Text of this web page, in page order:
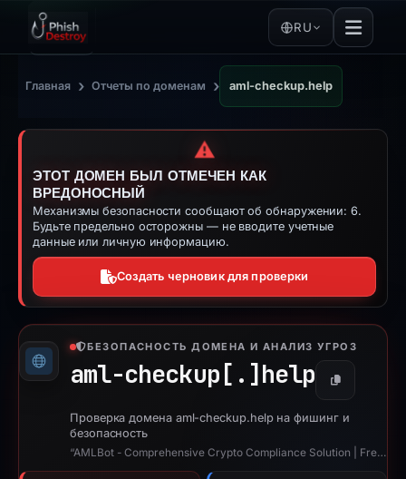
RU
Главная › Отчеты по доменам › aml-checkup.help
⚠️
ЭТОТ ДОМЕН БЫЛ ОТМЕЧЕН КАК
ВРЕДОНОСНЫЙ
Механизмы безопасности сообщают об обнаружении: 6.
Будьте предельно осторожны — не вводите учетные
данные или личную информацию.
Создать черновик для проверки
БЕЗОПАСНОСТЬ ДОМЕНА И АНАЛИЗ УГРОЗ
aml-checkup[.] help Копировать
Проверка домена aml-checkup.help на фишинг и
безопасность
“AMLBot - Comprehensive Crypto Compliance Solution | Free AML Crypto Check”